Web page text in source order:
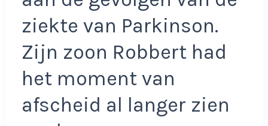
ziekte van Parkinson.
Zijn zoon Robbert had
het moment van
afscheid al langer zien